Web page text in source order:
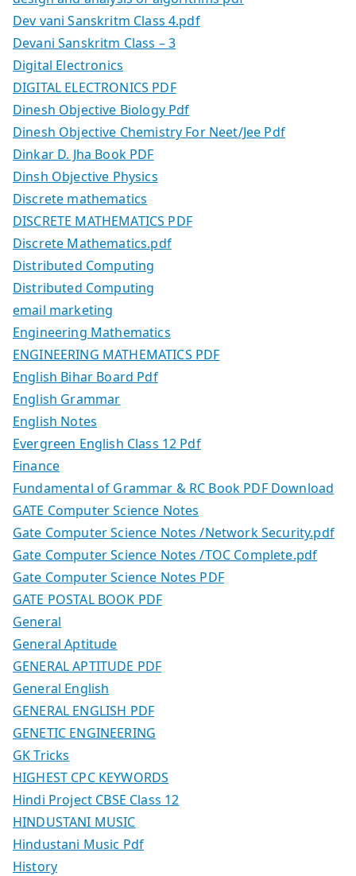
Dev vani Sanskritm Class 4.pdf
Devani Sanskritm Class – 3
Digital Electronics
DIGITAL ELECTRONICS PDF
Dinesh Objective Biology Pdf
Dinesh Objective Chemistry For Neet/Jee Pdf
Dinkar D. Jha Book PDF
Dinsh Objective Physics
Discrete mathematics
DISCRETE MATHEMATICS PDF
Discrete Mathematics.pdf
Distributed Computing
Distributed Computing
email marketing
Engineering Mathematics
ENGINEERING MATHEMATICS PDF
English Bihar Board Pdf
English Grammar
English Notes
Evergreen English Class 12 Pdf
Finance
Fundamental of Grammar & RC Book PDF Download
GATE Computer Science Notes
Gate Computer Science Notes /Network Security.pdf
Gate Computer Science Notes /TOC Complete.pdf
Gate Computer Science Notes PDF
GATE POSTAL BOOK PDF
General
General Aptitude
GENERAL APTITUDE PDF
General English
GENERAL ENGLISH PDF
GENETIC ENGINEERING
GK Tricks
HIGHEST CPC KEYWORDS
Hindi Project CBSE Class 12
HINDUSTANI MUSIC
Hindustani Music Pdf
History